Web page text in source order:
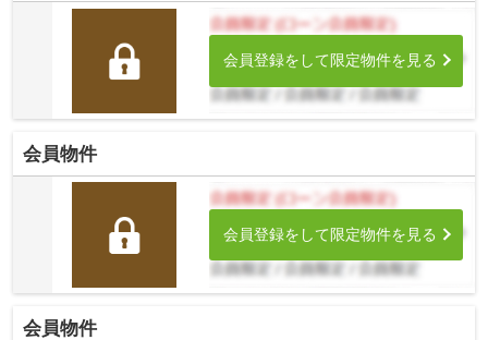
会員登録をして限定物件を見る
会員物件
会員登録をして限定物件を見る
会員物件